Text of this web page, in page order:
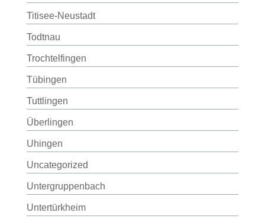
Titisee-Neustadt
Todtnau
Trochtelfingen
Tübingen
Tuttlingen
Überlingen
Uhingen
Uncategorized
Untergruppenbach
Untertürkheim